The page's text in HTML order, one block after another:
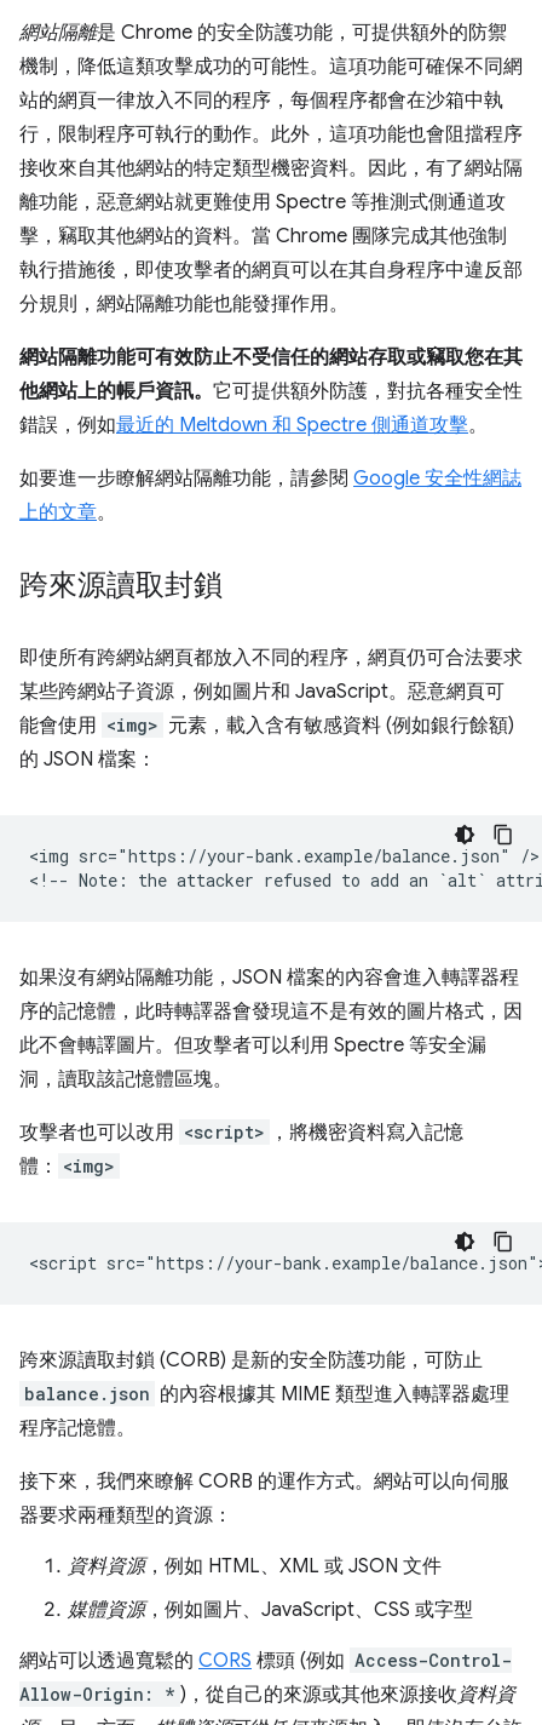
網站隔離是 Chrome 的安全防護功能，可提供額外的防禦
機制，降低這類攻擊成功的可能性。這項功能可確保不同網
站的網頁一律放入不同的程序，每個程序都會在沙箱中執
行，限制程序可執行的動作。此外，這項功能也會阻擋程序
接收來自其他網站的特定類型機密資料。因此，有了網站隔
離功能，惡意網站就更難使用 Spectre 等推測式側通道攻
擊，竊取其他網站的資料。當 Chrome 團隊完成其他強制
執行措施後，即使攻擊者的網頁可以在其自身程序中違反部
分規則，網站隔離功能也能發揮作用。
網站隔離功能可有效防止不受信任的網站存取或竊取您在其
他網站上的帳戶資訊。 它可提供額外防護，對抗各種安全性
錯誤，例如最近的 Meltdown 和 Spectre 側通道攻擊。
如要進一步瞭解網站隔離功能，請參閱 Google 安全性網誌
上的文章。
跨來源讀取封鎖
即使所有跨網站網頁都放入不同的程序，網頁仍可合法要求
某些跨網站子資源，例如圖片和 JavaScript。惡意網頁可
能會使用 <img> 元素，載入含有敏感資料 (例如銀行餘額)
的 JSON 檔案：
<img src="https://your-bank.example/balance.json" />
如果沒有網站隔離功能，JSON 檔案的內容會進入轉譯器程
序的記憶體，此時轉譯器會發現這不是有效的圖片格式，因
此不會轉譯圖片。但攻擊者可以利用 Spectre 等安全漏
洞，讀取該記憶體區塊。
攻擊者也可以改用 <script>
，將機密資料寫入記憶
體：
<img>
跨來源讀取封鎖 (CORB) 是新的安全防護功能，可防止
balance.json 的內容根據其 MIME 類型進入轉譯器處理
程序記憶體。
接下來，我們來瞭解 CORB 的運作方式。網站可以向伺服
器要求兩種類型的資源：
資料資源，例如 HTML、XML 或 JSON 文件
媒體資源，例如圖片、JavaScript、CSS 或字型
網站可以透過寬鬆的 CORS 標頭 (例如 Access-Control-
Allow-Origin: * )，從自己的來源或其他來源接收資料資